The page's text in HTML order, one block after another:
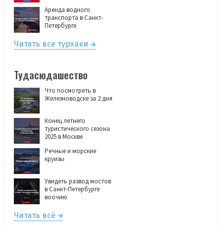
Аренда водного
транспорта в Санкт-
Петербурге
Читать все турхаки
Тудасюдашество
Что посмотреть в
Железноводске за 2 дня
Конец летнего
туристического сезона
2025 в Москве
Речные и морские
круизы
Увидеть развод мостов
в Санкт-Петербурге
воочию
Читать всё